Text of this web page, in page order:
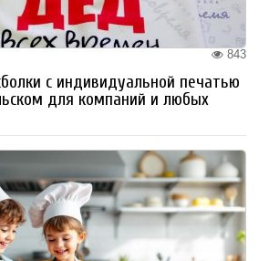
843
с индивидуальной печатью
для компаний и любых